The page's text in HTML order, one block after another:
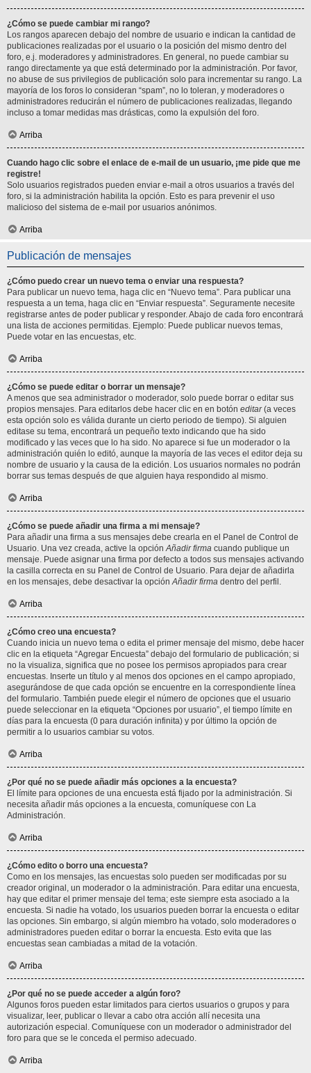
¿Cómo se puede cambiar mi rango?
Los rangos aparecen debajo del nombre de usuario e indican la cantidad de
publicaciones realizadas por el usuario o la posición del mismo dentro del
foro, e.j. moderadores y administradores. En general, no puede cambiar su
rango directamente ya que está determinado por la administración. Por favor,
no abuse de sus privilegios de publicación solo para incrementar su rango. La
mayoría de los foros lo consideran “spam”, no lo toleran, y moderadores o
administradores reducirán el número de publicaciones realizadas, llegando
incluso a tomar medidas mas drásticas, como la expulsión del foro.
Arriba
Cuando hago clic sobre el enlace de e-mail de un usuario, ¡me pide que me
registre!
Solo usuarios registrados pueden enviar e-mail a otros usuarios a través del
foro, si la administración habilita la opción. Esto es para prevenir el uso
malicioso del sistema de e-mail por usuarios anónimos.
Arriba
Publicación de mensajes
¿Cómo puedo crear un nuevo tema o enviar una respuesta?
Para publicar un nuevo tema, haga clic en “Nuevo tema”. Para publicar una
respuesta a un tema, haga clic en “Enviar respuesta”. Seguramente necesite
registrarse antes de poder publicar y responder. Abajo de cada foro encontrará
una lista de acciones permitidas. Ejemplo: Puede publicar nuevos temas,
Puede votar en las encuestas, etc.
Arriba
¿Cómo se puede editar o borrar un mensaje?
A menos que sea administrador o moderador, solo puede borrar o editar sus
propios mensajes. Para editarlos debe hacer clic en en botón editar(a veces
esta opción solo es válida durante un cierto periodo de tiempo). Si alguien
editase su tema, encontrará un pequeño texto indicando que ha sido
modificado y las veces que lo ha sido. No aparece si fue un moderador o la
administración quién lo editó, aunque la mayoría de las veces el editor deja su
nombre de usuario y la causa de la edición. Los usuarios normales no podrán
borrar sus temas después de que alguien haya respondido al mismo.
Arriba
¿Cómo se puede añadir una firma a mi mensaje?
Para añadir una firma a sus mensajes debe crearla en el Panel de Control de
Usuario. Una vez creada, active la opciónAñadir firma cuando publique un
mensaje. Puede asignar una firma por defecto a todos sus mensajes activando
la casilla correcta en su Panel de Control de Usuario. Para dejar de añadirla
en los mensajes, debe desactivar la opciónAñadir firma dentro del perfil.
Arriba
¿Cómo creo una encuesta?
Cuando inicia un nuevo tema o edita el primer mensaje del mismo, debe hacer
clic en la etiqueta “Agregar Encuesta” debajo del formulario de publicación; si
no la visualiza, significa que no posee los permisos apropiados para crear
encuestas. Inserte un título y al menos dos opciones en el campo apropiado,
asegurándose de que cada opción se encuentre en la correspondiente línea
del formulario. También puede elegir el número de opciones que el usuario
puede seleccionar en la etiqueta “Opciones por usuario”, el tiempo límite en
días para la encuesta (0 para duración infinita) y por último la opción de
permitir a lo usuarios cambiar su votos.
Arriba
¿Por qué no se puede añadir más opciones a la encuesta?
El límite para opciones de una encuesta está fijado por la administración. Si
necesita añadir más opciones a la encuesta, comuníquese con La
Administración.
Arriba
¿Cómo edito o borro una encuesta?
Como en los mensajes, las encuestas solo pueden ser modificadas por su
creador original, un moderador o la administración. Para editar una encuesta,
hay que editar el primer mensaje del tema; este siempre esta asociado a la
encuesta. Si nadie ha votado, los usuarios pueden borrar la encuesta o editar
las opciones. Sin embargo, si algún miembro ha votado, solo moderadores o
administradores pueden editar o borrar la encuesta. Esto evita que las
encuestas sean cambiadas a mitad de la votación.
Arriba
¿Por qué no se puede acceder a algún foro?
Algunos foros pueden estar limitados para ciertos usuarios o grupos y para
visualizar, leer, publicar o llevar a cabo otra acción allí necesita una
autorización especial. Comuníquese con un moderador o administrador del
foro para que se le conceda el permiso adecuado.
Arriba